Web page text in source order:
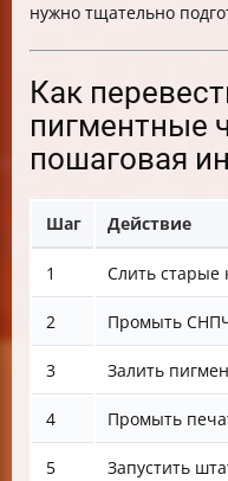
нужно тщательно
Как
пигментные
пошаговая
Шаг Действие
1 Слить старые
2 Промыть
3 Залить
4 Промыть
5 Запустить